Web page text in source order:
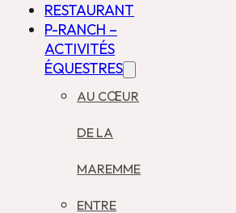
RESTAURANT
P-RANCH –
ACTIVITÉS
ÉQUESTRES
AU CŒUR
DE LA
MAREMME
ENTRE